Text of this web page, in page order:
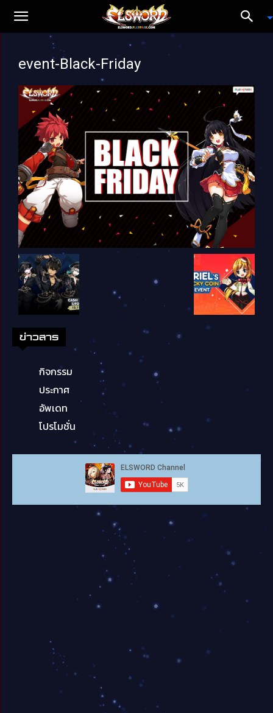
event-Black-Friday
ข่าวสาร
กิจกรรม
ประกาศ
อัพเดท
โปรโมชั่น